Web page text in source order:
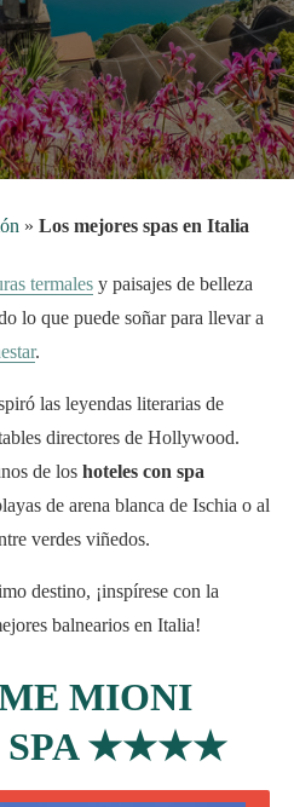
» Los mejores spas en Italia
termales y paisajes de belleza
lo que puede soñar para llevar a
.
las leyendas literarias de
directores de Hollywood.
de los hoteles con spa
de arena blanca de Ischia o al
verdes viñedos.
destino, ¡inspírese con la
balnearios en Italia!
MIONI
★★★★